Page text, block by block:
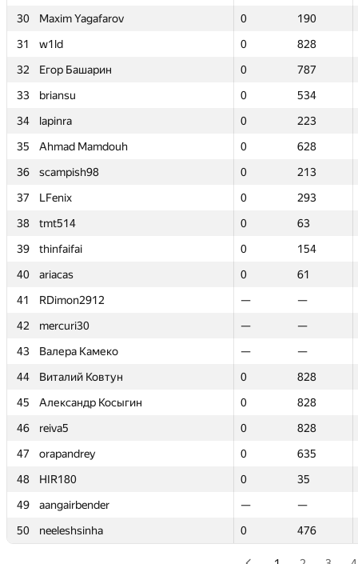
30
Maxim Yagafarov 0
190
31
w1ld 0
828
32
Егор Башарин 0
787
33
briansu 0
534
34
lapinra 0
223
35
Ahmad Mamdouh 0
628
36
scampish98 0
213
37
LFenix 0
293
38
tmt514 0
63
39
thinfaifai 0
154
40
ariacas 0
61
41
RDimon2912 —
—
42
mercuri30 —
—
43
Валера Камеко —
—
44
Виталий Ковтун 0
828
45
Александр Косыгин 0
828
46
reiva5 0
828
47
orapandrey 0
635
48
HIR180 0
35
49
aangairbender —
—
50
neeleshsinha 0 476
30
Maxim Yagafarov 0
190
31
w1ld 0
828
32
Егор Башарин 0
787
33
briansu 0
534
34
lapinra 0
223
35
Ahmad Mamdouh 0
628
36
scampish98 0
213
37
LFenix 0
293
38
tmt514 0
63
39
thinfaifai 0
154
40
ariacas 0
61
41
RDimon2912 —
—
42
mercuri30 —
—
43
Валера Камеко —
—
44
Виталий Ковтун 0
828
45
Александр Косыгин 0
828
46
reiva5 0
828
47
orapandrey 0
635
48
HIR180 0
35
49
aangairbender —
—
50
neeleshsinha 0 476